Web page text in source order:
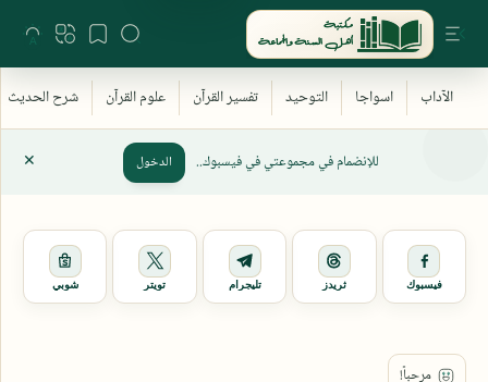
للإنضمام في مجموعتي في فيسبوك.. الدخول
فيسبوك ثريدز تليجرام تويتر شوبي